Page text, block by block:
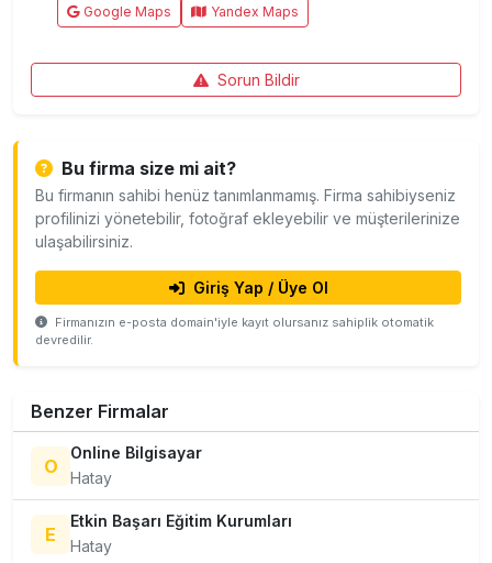
Google Maps Yandex Maps
Sorun Bildir
Bu firma size mi ait?
Bu firmanın sahibi henüz tanımlanmamış. Firma sahibiyseniz
profilinizi yönetebilir, fotoğraf ekleyebilir ve müşterilerinize
ulaşabilirsiniz.
Giriş Yap / Üye Ol
Firmanızın e-posta domain'iyle kayıt olursanız sahiplik otomatik
devredilir.
Benzer Firmalar
O
Online Bilgisayar
Hatay
E
Etkin Başarı Eğitim Kurumları
Hatay